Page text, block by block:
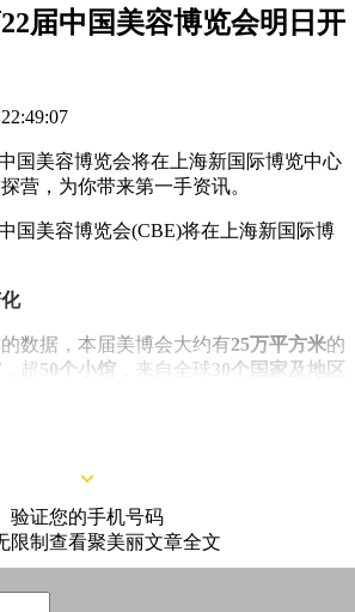
届中国美容博览会明日开
国美容博览会将在上海新国际博览中心
营，为你带来第一手资讯。
国美容博览会(CBE)将在上海新国际博
数据，本届美博会大约有25万平方米的
，超50个小馆 ，来自全球30个国家及地区
验证您的手机号码
限制查看聚美丽文章全文